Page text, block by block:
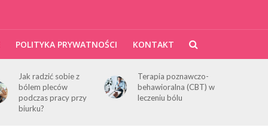
POLITYKA PRYWATNOŚCI KONTAKT
Jak radzić sobie z
bólem pleców
podczas pracy przy
biurku?
Terapia poznawczo-
behawioralna (CBT) w
leczeniu bólu